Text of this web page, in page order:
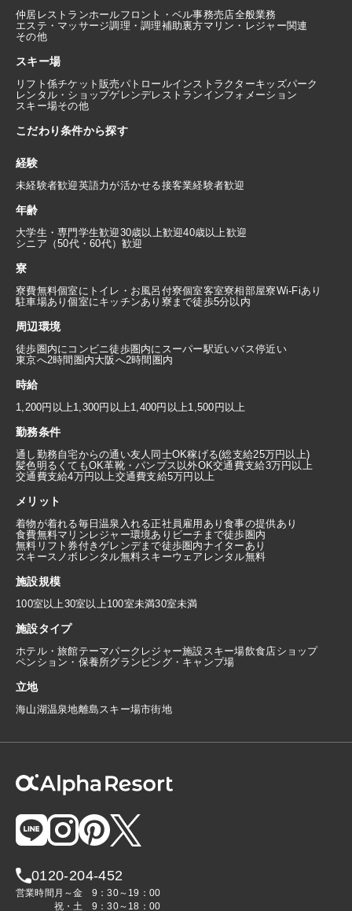
仲居 レストランホールフロント・ベル事務売店全般業務
エステ・マッサージ調理・調理補助裏方マリン・レジャー関連
その他
スキー場
リフト係チケット販売パトロールインストラクターキッズパーク
レンタル・ショップゲレンデレストラン インフォメーション
スキー場その他
こだわり条件から探す
経験
未経験者歓迎英語力が活かせる接客業経験者歓迎
年齢
大学生・専門学生歓迎30歳以上歓迎40歳以上歓迎
シニア（50代・60代）歓迎
寮
寮費無料個室にトイレ・お風呂付寮個室客室寮相部屋寮Wi-Fiあり
駐車場あり個室にキッチンあり 寮まで徒歩5分以内
周辺環境
徒歩圏内にコンビニ徒歩圏内にスーパー駅近いバス停近い
東京へ2時間圏内大阪へ2時間圏内
時給
1,200円以上1,300円以上1,400円以上1,500円以上
勤務条件
通し勤務自宅からの通い友人同士OK稼げる(総支給25万円以上)
髪色明るくてもOK革靴・パンプス以外OK交通費支給3万円以上
交通費支給4万円以上交通費支給5万円以上
メリット
着物が着れる毎日温泉入れる正社員雇用あり食事の提供あり
食費無料マリンレジャー環境あり ビーチまで徒歩圏内
無料リフト券付きゲレンデまで徒歩圏内ナイターあり
スキースノボレンタル無料スキーウェアレンタル無料
施設規模
100室以上30室以上100室未満30室未満
施設タイプ
ホテル・旅館テーマパーク レジャー施設スキー場飲食店ショップ
ペンション・保養所グランピング・キャンプ場
立地
海山湖温泉地離島スキー場市街地
0120-204-452
営業時間 月～金
9：30～19：00
祝・土
9：30～18：00